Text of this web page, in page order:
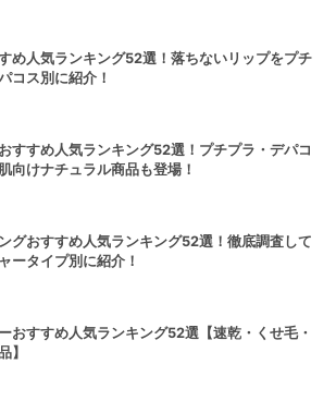
め人気ランキング52選！落ちないリップをプチ
コス別に紹介！
すすめ人気ランキング52選！プチプラ・デパコ
向けナチュラル商品も登場！
グおすすめ人気ランキング52選！徹底調査して
ータイプ別に紹介！
おすすめ人気ランキング52選【速乾・くせ毛・
】